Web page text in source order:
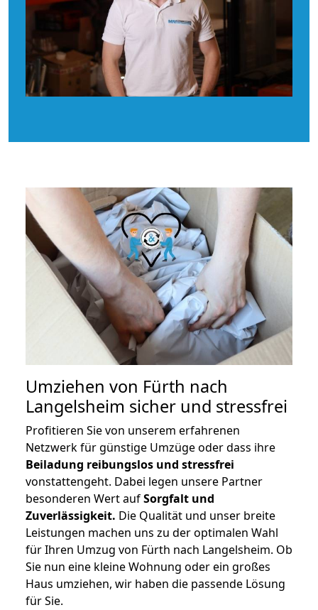
Umziehen von Fürth nach
Langelsheim sicher und stressfrei
Profitieren Sie von unserem erfahrenen
Netzwerk für günstige Umzüge oder dass ihre
Beiladung reibungslos und stressfrei
vonstattengeht. Dabei legen unsere Partner
besonderen Wert aufSorgfalt und
Zuverlässigkeit. Die Qualität und unser breite
Leistungen machen uns zu der optimalen Wahl
für Ihren Umzug von Fürth nach Langelsheim. Ob
Sie nun eine kleine Wohnung oder ein großes
Haus umziehen, wir haben die passende Lösung
für Sie.